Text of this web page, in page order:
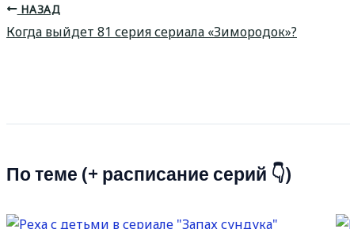
НАЗАД
Когда выйдет 81 серия сериала «Зимородок»?
По теме (+ расписание серий 👇)